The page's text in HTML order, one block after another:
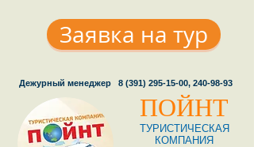
Заявка на тур
Дежурный менеджер 8 (391) 295-15-00, 240-98-93
ПОЙНТ
ТУРИСТИЧЕСКАЯ
КОМПАНИЯ